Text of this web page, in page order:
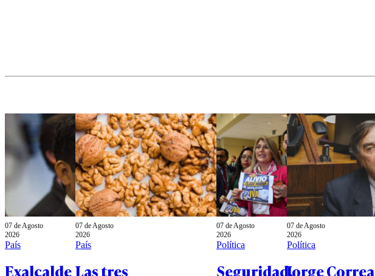
07 de Agosto
2026
País
Exalcalde
07 de Agosto
2026
País
Las tres
07 de Agosto
2026
Política
Seguridad,
07 de Agosto
2026
Política
Jorge Correa